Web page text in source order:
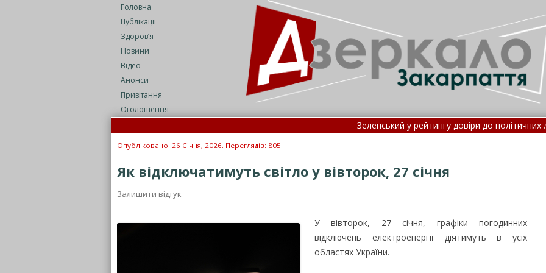
Головна
Публікації
Здоров’я
Новини
Відео
Анонси
Привітання
Оголошення
Зеленський у рейтингу довіри до політичних
Нові правила госпіталізації: потрапити до
Опубліковано: 26 Січня, 2026. Переглядів: 805
Як відключатимуть світло у вівторок, 27 січня
Залишити відгук
У вівторок, 27 січня, графіки погодинних
відключень електроенергії діятимуть в усіх
областях України.